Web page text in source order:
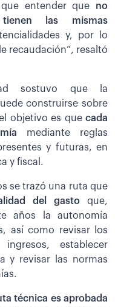
entender que no
las mismas
y, por lo
recaudación”, resaltó
sostuvo que la
construirse sobre
objetivo es que cada
mediante reglas
y futuras, en
y fiscal.
se trazó una ruta que
del gasto que,
años la autonomía
así como revisar los
establecer
y revisar las normas
técnica es aprobada